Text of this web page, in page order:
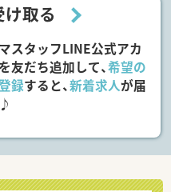
取る
スタッフLINE公式アカ
友だち追加して、希望の
録すると、新着求人が届